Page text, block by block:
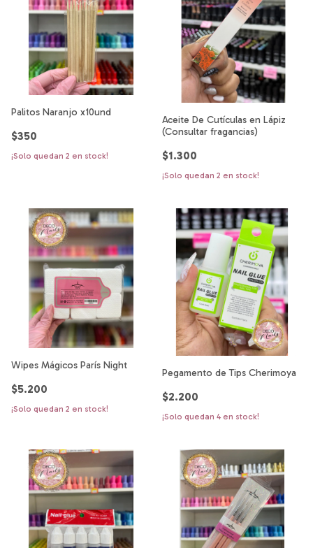
Palitos Naranjo x10und
$350
¡Solo quedan 2 en stock!
Aceite De Cutículas en Lápiz
(Consultar fragancias)
$1.300
¡Solo quedan 2 en stock!
Wipes Mágicos París Night
$5.200
¡Solo quedan 2 en stock!
Pegamento de Tips Cherimoya
$2.200
¡Solo quedan 4en stock!